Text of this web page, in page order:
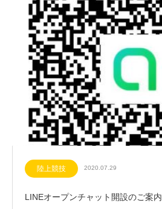
陸上競技 2020.07.29
LINEオープンチャット開設のご案内